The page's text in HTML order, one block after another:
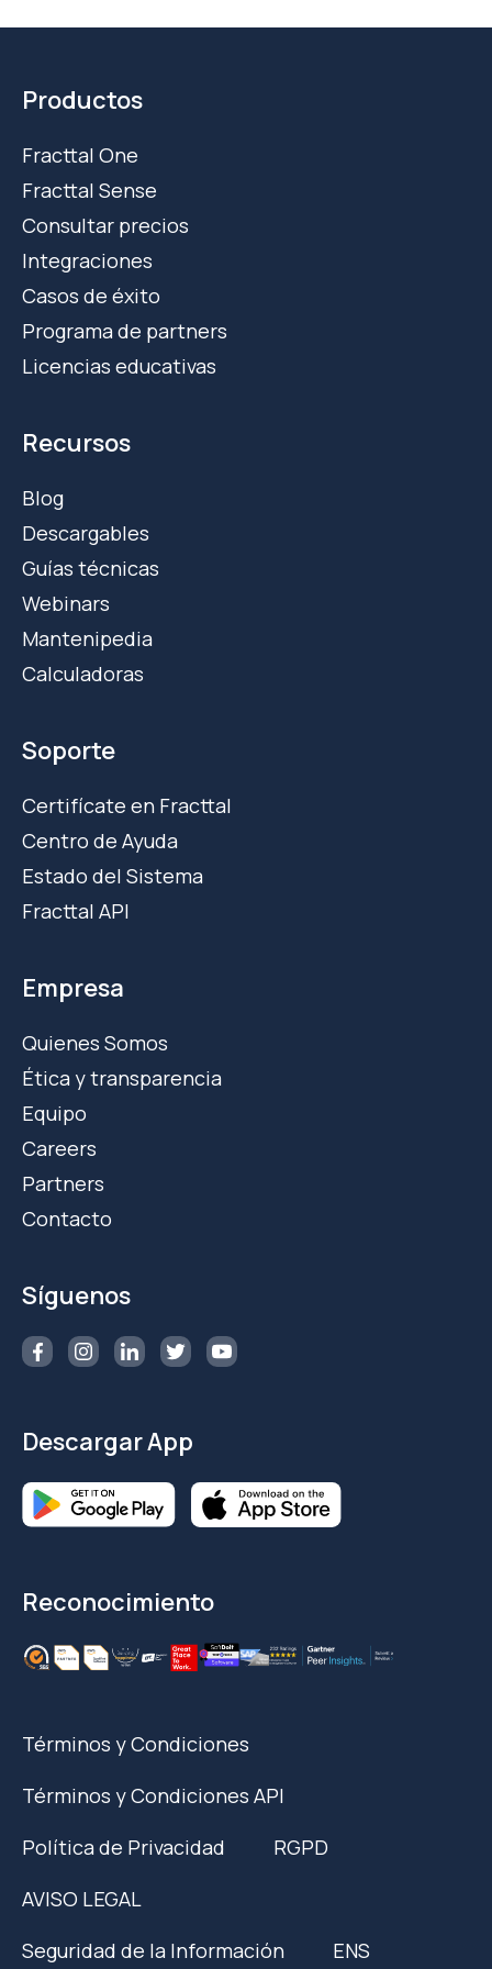
Productos
Fracttal One
Fracttal Sense
Consultar precios
Integraciones
Casos de éxito
Programa de partners
Licencias educativas
Recursos
Blog
Descargables
Guías técnicas
Webinars
Mantenipedia
Calculadoras
Soporte
Certifícate en Fracttal
Centro de Ayuda
Estado del Sistema
Fracttal API
Empresa
Quienes Somos
Ética y transparencia
Equipo
Careers
Partners
Contacto
Síguenos
Descargar App
Reconocimiento
Términos y Condiciones
Términos y Condiciones API
Política de Privacidad
RGPD
AVISO LEGAL
Seguridad de la Información
ENS